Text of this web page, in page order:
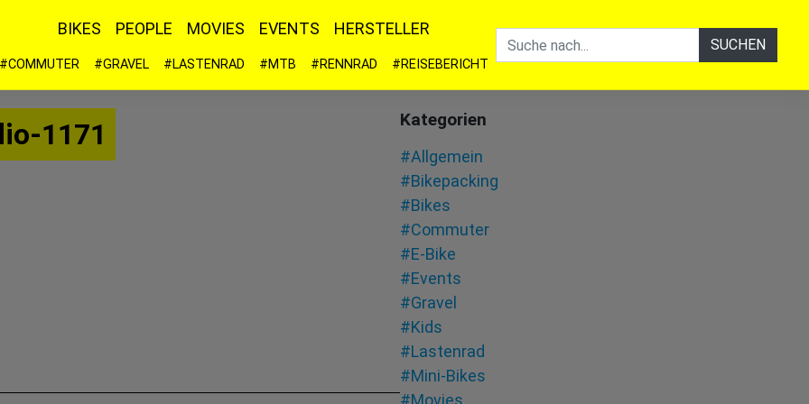
SUCHEN
BIKES PEOPLE MOVIES EVENTS HERSTELLER
#COMMUTER #GRAVEL #LASTENRAD #MTB #RENNRAD #REISEBERICHT
1171 Kategorien
#Allgemein
#Bikepacking
#Bikes
#Commuter
#E-Bike
#Events
#Gravel
#Kids
#Lastenrad
#Mini-Bikes
#Movies